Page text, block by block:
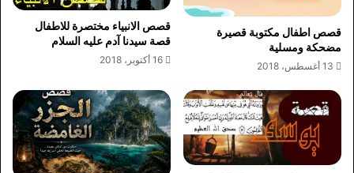
قصص اطفال مكتوبة قصيرة
مضحكة ومسلية
13 أغسطس، 2018
قصص الانبياء مختصرة للاطفال
قصة سيدنا آدم عليه السلام
16 أكتوبر، 2018